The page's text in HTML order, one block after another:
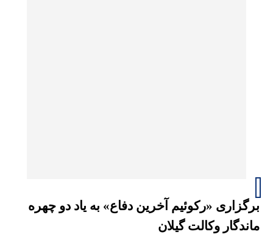
برگزاری «رکوئیم آخرین دفاع» به یاد دو چهره
ماندگار وکالت گیلان